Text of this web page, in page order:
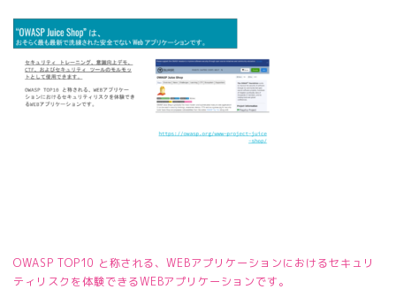
OWASP TOP10 と称される、WEBアプリケーションにおけるセキュリ
ティリスクを体験できるWEBアプリケーションです。